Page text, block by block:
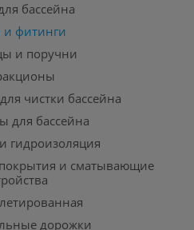
бассейна
и фитинги
и поручни
чистки бассейна
для бассейна
гидроизоляция
и сматывающие
дорожки